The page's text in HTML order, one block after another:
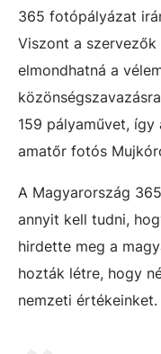
365 fotópályázat
Viszont a szervezők
elmondhatná a
159 pályaművet, így
amatőr fotós
A Magyarország
annyit kell tudni,
hirdette meg a
hozták létre, hogy
nemzeti értékeinket.